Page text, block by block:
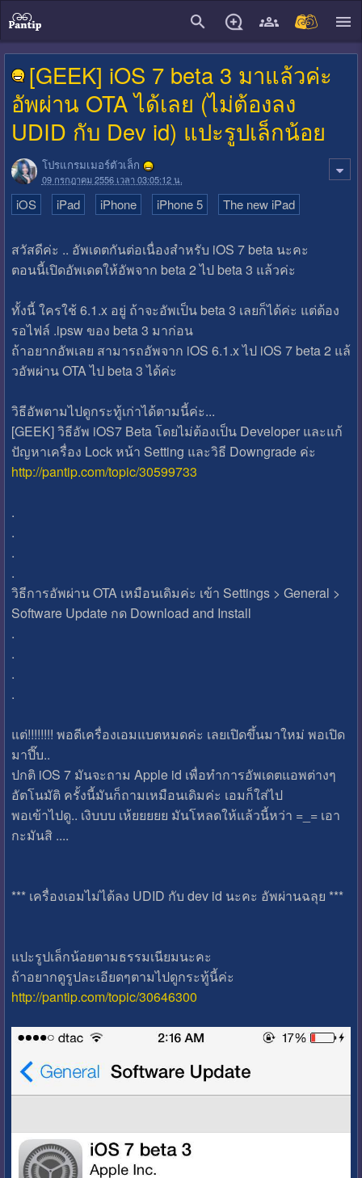
[GEEK] iOS 7 beta 3 มาแล้วค่ะ
อัพผ่าน OTA ได้เลย (ไม่ต้องลง
UDID กับ Dev id) แปะรูปเล็กน้อย
โปรแกรมเมอร์ตัวเล็ก
09 กรกฎาคม 2556 เวลา 03:05:12 น.
iOS iPad iPhone iPhone 5 The new iPad
สวัสดีค่ะ .. อัพเดตกันต่อเนื่องสำหรับ iOS 7 beta นะคะ
ตอนนี้เปิดอัพเดตให้อัพจาก beta 2 ไป beta 3 แล้วค่ะ
ทั้งนี้ ใครใช้ 6.1.x อยู่ ถ้าจะอัพเป็น beta 3 เลยก็ได้ค่ะ แต่ต้อง
รอไฟล์ .ipsw ของ beta 3 มาก่อน
ถ้าอยากอัพเลย สามารถอัพจาก iOS 6.1.x ไป iOS 7 beta 2 แล้
วอัพผ่าน OTA ไป beta 3 ได้ค่ะ
วิธีอัพตามไปดูกระทู้เก่าได้ตามนี้ค่ะ...
[GEEK] วิธีอัพ iOS7 Beta โดยไม่ต้องเป็น Developer และแก้
ปัญหาเครื่อง Lock หน้า Setting และวิธี Downgrade ค่ะ
http://pantip.com/topic/30599733
.
.
.
.
วิธีการอัพผ่าน OTA เหมือนเดิมค่ะ เข้า Settings > General >
Software Update กด Download and Install
.
.
.
.
แต่!!!!!!!! พอดีเครื่องเอมแบตหมดค่ะ เลยเปิดขึ้นมาใหม่ พอเปิด
มาปึ๊บ..
ปกติ iOS 7 มันจะถาม Apple id เพื่อทำการอัพเดตแอพต่างๆ
อัตโนมัติ ครั้งนี้มันก็ถามเหมือนเดิมค่ะ เอมก็ใส่ไป
พอเข้าไปดู.. เงิบบบ เห้ยยยยย มันโหลดให้แล้วนี้หว่า =_= เอา
กะมันสิ ....
*** เครื่องเอมไม่ได้ลง UDID กับ dev id นะคะ อัพผ่านฉลุย ***
แปะรูปเล็กน้อยตามธรรมเนียมนะคะ
ถ้าอยากดูรูปละเอียดๆตามไปดูกระทู้นี้ค่ะ
http://pantip.com/topic/30646300
close